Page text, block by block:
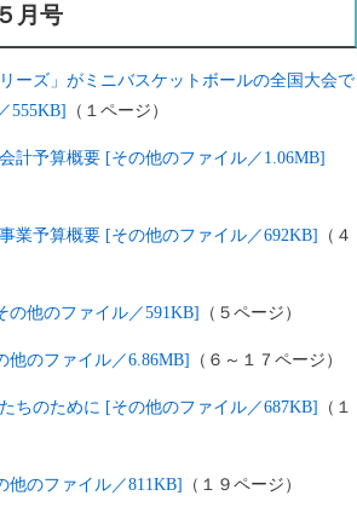
月号
リーズ」がミニバスケットボールの全国大会で
555KB]
（１ページ）
計予算概要 [その他のファイル／1.06MB]
業予算概要 [その他のファイル／692KB]
（４
の他のファイル／591KB] （５ページ）
他のファイル／6.86MB] （６～１７ページ）
ちのために [その他のファイル／687KB]
（１
他のファイル／811KB] （１９ページ）